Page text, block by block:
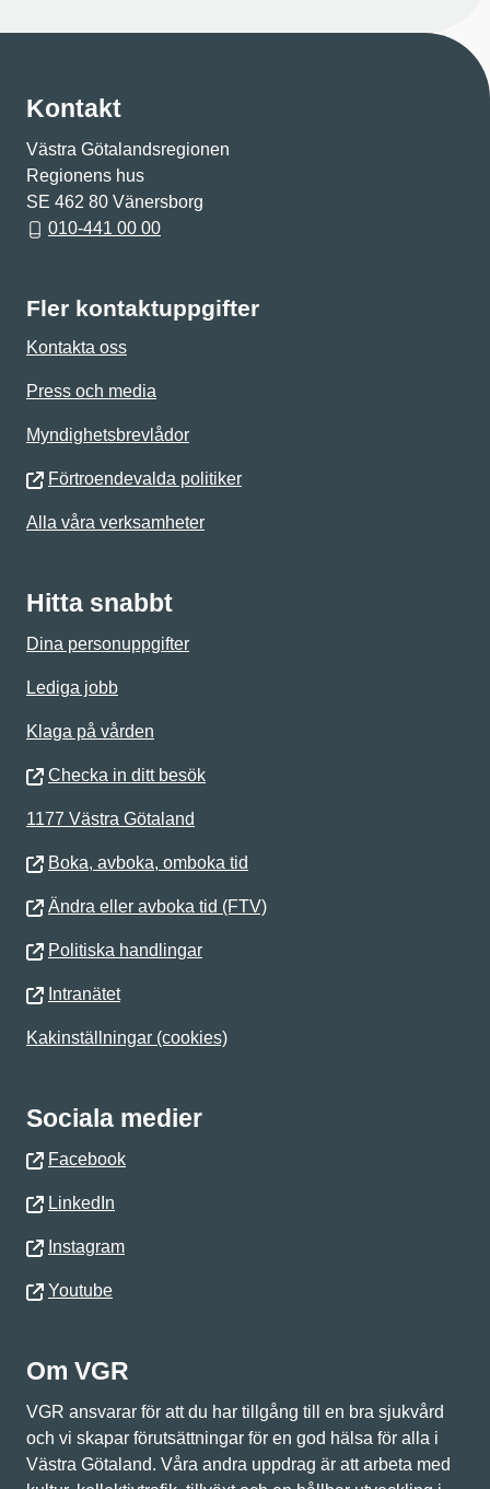
Kontakt
Västra Götalandsregionen
Regionens hus
SE 462 80 Vänersborg
010-441 00 00
Fler kontaktuppgifter
Kontakta oss
Press och media
Myndighetsbrevlådor
Förtroendevalda politiker
Alla våra verksamheter
Hitta snabbt
Dina personuppgifter
Lediga jobb
Klaga på vården
Checka in ditt besök
1177 Västra Götaland
Boka, avboka, omboka tid
Ändra eller avboka tid (FTV)
Politiska handlingar
Intranätet
Kakinställningar (cookies)
Sociala medier
Facebook
LinkedIn
Instagram
Youtube
Om VGR
VGR ansvarar för att du har tillgång till en bra sjukvård
och vi skapar förutsättningar för en god hälsa för alla i
Västra Götaland. Våra andra uppdrag är att arbeta med